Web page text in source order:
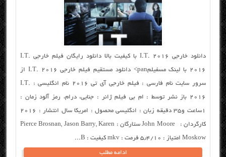
دانلود خارجی I.T. 2016 با کیفیت بالا دانلود رایگان فیلم خارجی I.T.
2016 با لینک مسفیلمpan> دانلود مستقیم فیلم خارجی I.T. 2016 از
سرور سایت نام فارسی : فیلم خارجی آی تی ۲۰۱۶ نام انگلیسی : I.T.
2016 باز نشر توسط : ام بی فیلم ژانر : جنایی، درام، رمز آلود زمان :
۱ساعت و۳۵ دقیقه زبان : انگلیسی محصول : امریکا سال انتشار : ۲۰۱۶
کارگردان : John Moore ستارگان : Pierce Brosnan, Jason Barry, Karen
Moskow امتیاز : ۵٫۴/۱۰ فرمت : mkv کیفیت : B...
ادامه مطلب